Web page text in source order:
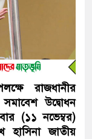
রাজধানীর
উদ্বোধন
(১১ নভেম্বর)
হাসিনা জাতীয়